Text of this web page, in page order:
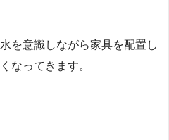
を意識しながら家具を配置し
なってきます。